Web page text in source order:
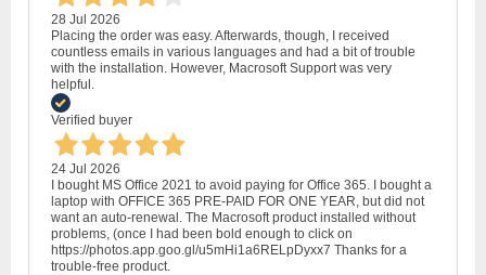
28 Jul 2026
Placing the order was easy. Afterwards, though, I received
countless emails in various languages and had a bit of trouble
with the installation. However, Macrosoft Support was very
helpful.
Verified buyer
24 Jul 2026
I bought MS Office 2021 to avoid paying for Office 365. I bought a
laptop with OFFICE 365 PRE-PAID FOR ONE YEAR, but did not
want an auto-renewal. The Macrosoft product installed without
problems, (once I had been bold enough to click on
https://photos.app.goo.gl/u5mHi1a6RELpDyxx7 Thanks for a
trouble-free product.